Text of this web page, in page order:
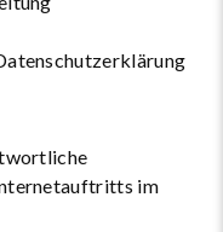
im